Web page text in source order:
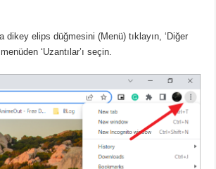
dikey elips düğmesini (Menü) tıklayın, ‘Diğer
‘Uzantılar’ı seçin.